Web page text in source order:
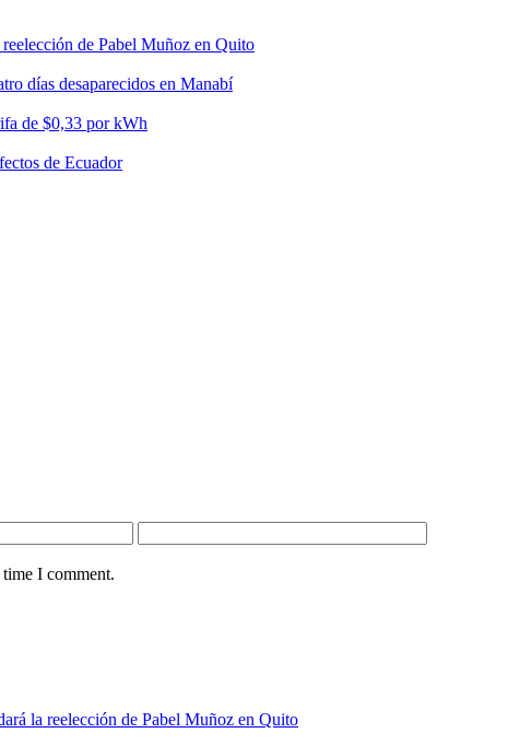
de Pabel Muñoz en Quito
días desaparecidos en Manabí
de $0,33 por kWh
de Ecuador
I comment.
la reelección de Pabel Muñoz en Quito